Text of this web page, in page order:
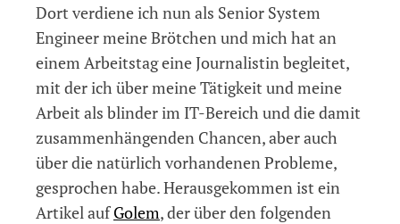
blinder
Programmierer
bzw.
System
Engineer
Dort verdiene ich nun als Senior System
Engineer meine Brötchen und mich hat an
einem Arbeitstag eine Journalistin begleitet,
mit der ich über meine Tätigkeit und meine
Arbeit als blinder im IT-Bereich und die damit
zusammenhängenden Chancen, aber auch
über die natürlich vorhandenen Probleme,
gesprochen habe. Herausgekommen ist ein
Artikel aufGolem, der über den folgenden